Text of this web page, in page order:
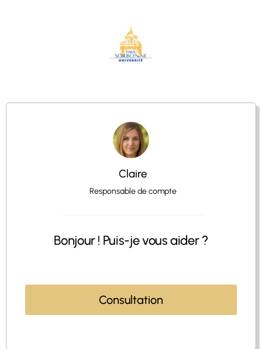
Claire
Responsable de compte
Bonjour ! Puis-je vous aider ?
Consultation